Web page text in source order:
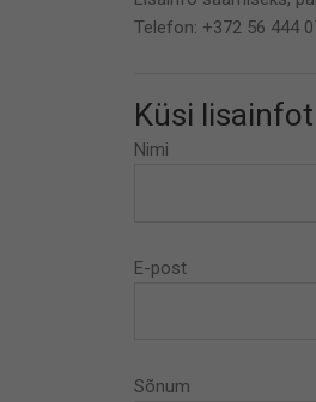
Telefon: +372 56 444
Küsi lisainfot
Nimi
E-post
Sõnum